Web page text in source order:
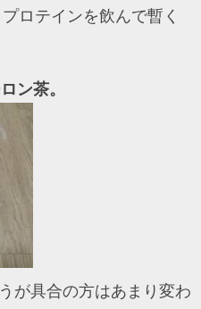
ロテインを飲んで暫く
ン茶。
が具合の方はあまり変わ